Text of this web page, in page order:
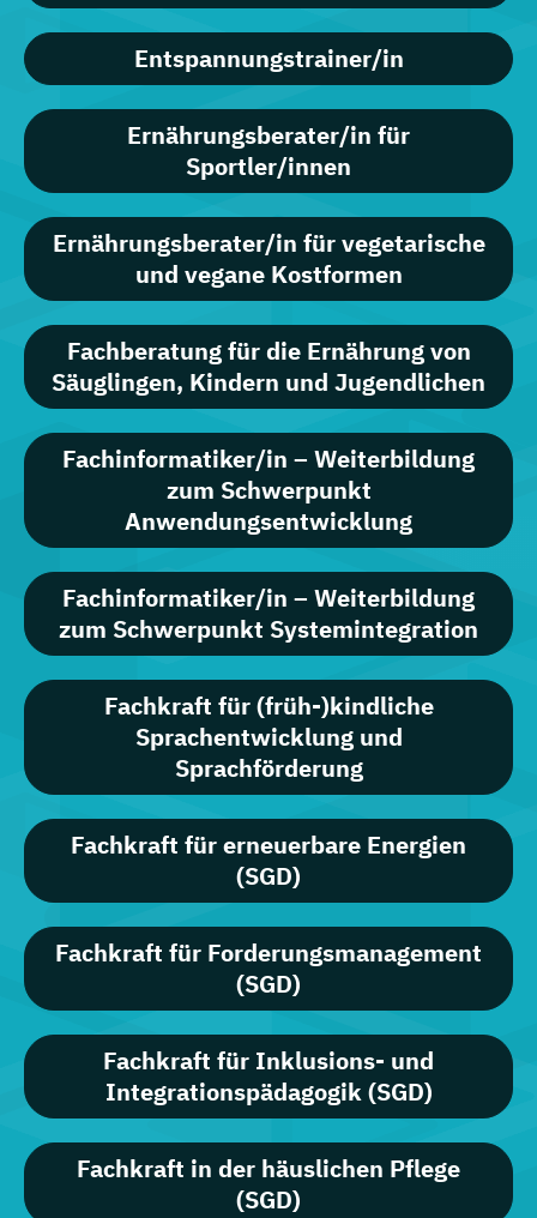
Entspannungstrainer/in
Ernährungsberater/in für
Sportler/innen
Ernährungsberater/in für vegetarische
und vegane Kostformen
Fachberatung für die Ernährung von
Säuglingen, Kindern und Jugendlichen
Fachinformatiker/in – Weiterbildung
zum Schwerpunkt
Anwendungsentwicklung
Fachinformatiker/in – Weiterbildung
zum Schwerpunkt Systemintegration
Fachkraft für (früh-)kindliche
Sprachentwicklung und
Sprachförderung
Fachkraft für erneuerbare Energien
(SGD)
Fachkraft für Forderungsmanagement
(SGD)
Fachkraft für Inklusions- und
Integrationspädagogik (SGD)
Fachkraft in der häuslichen Pflege
(SGD)